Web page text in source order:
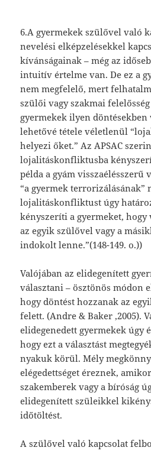
6.A gyermekek szülővel való
nevelési elképzelésekkel
kívánságainak – még az
intuitív értelme van. De ez a
nem megfelelő, mert
szülői vagy szakmai
gyermekek ilyen
lehetővé tétele véletlenül
helyezi őket.” Az APSAC
lojalitáskonfliktusba
példa a gyám visszaélésszerű
“a gyermek terrorizálásának”
lojalitáskonfliktust úgy
kényszeríti a gyermeket, hogy
az egyik szülővel vagy a
indokolt lenne.”(148-149. o.))
Valójában az elidegenített
választani – ösztönös módon
hogy döntést hozzanak az
felett. (Andre & Baker ,2005).
elidegenedett gyermekek úgy
hogy ezt a választást
nyakuk körül. Mély
elégedettséget éreznek,
szakemberek vagy a bíróság
elidegenített szüleikkel
időtöltést.
A szülővel való kapcsolat